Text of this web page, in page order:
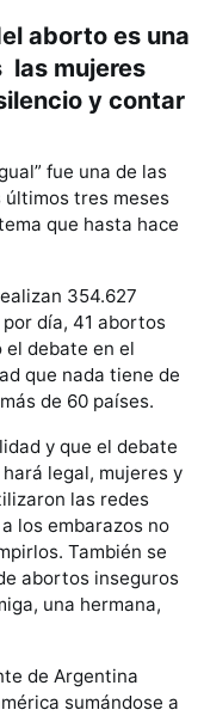
aborto es una
las mujeres
y contar
fue una de las
tres meses
que hasta hace
354.627
día, 41 abortos
el debate en el
que nada tiene de
de 60 países.
y que el debate
legal, mujeres y
las redes
los embarazos no
También se
abortos inseguros
una hermana,
de Argentina
sumándose a